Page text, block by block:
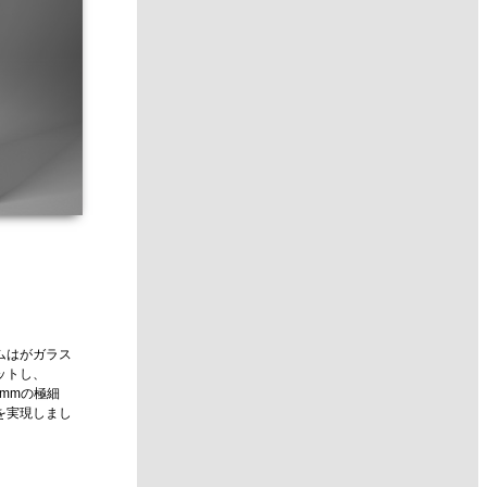
はがガラス
し、
の極細
実現しまし